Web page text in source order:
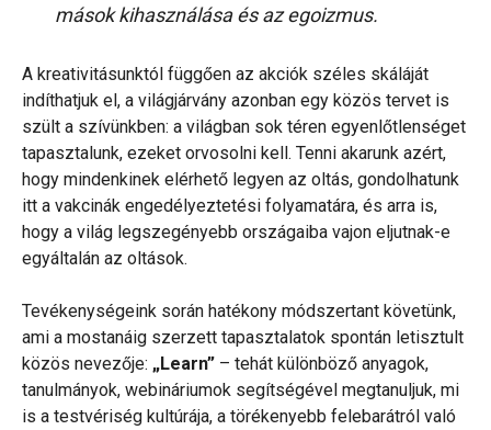
mások kihasználása és az egoizmus.
A kreativitásunktól függően az akciók széles skáláját
indíthatjuk el, a világjárvány azonban egy közös tervet is
szült a szívünkben: a világban sok téren egyenlőtlenséget
tapasztalunk, ezeket orvosolni kell. Tenni akarunk azért,
hogy mindenkinek elérhető legyen az oltás, gondolhatunk
itt a vakcinák engedélyeztetési folyamatára, és arra is,
hogy a világ legszegényebb országaiba vajon eljutnak-e
egyáltalán az oltások.
Tevékenységeink során hatékony módszertant követünk,
ami a mostanáig szerzett tapasztalatok spontán letisztult
közös nevezője: „Learn” – tehát különböző anyagok,
tanulmányok, webináriumok segítségével megtanuljuk, mi
is a testvériség kultúrája, a törékenyebb felebarátról való